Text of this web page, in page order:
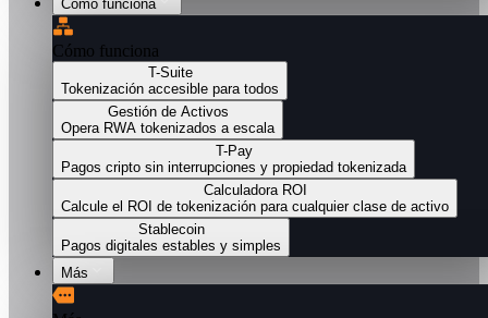
Cómo funciona
Cómo funciona
T-Suite
Tokenización accesible para todos
Gestión de Activos
Opera RWA tokenizados a escala
T-Pay
Pagos cripto sin interrupciones y propiedad tokenizada
Calculadora ROI
Calcule el ROI de tokenización para cualquier clase de activo
Stablecoin
Pagos digitales estables y simples
Más